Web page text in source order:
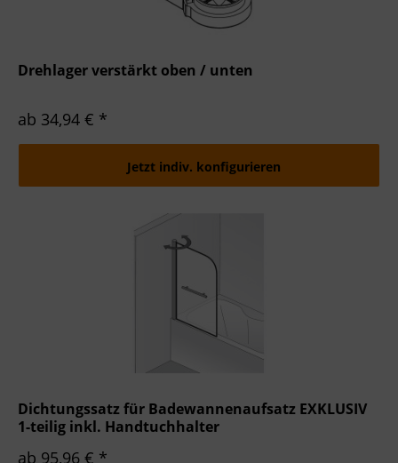
Drehlager verstärkt oben / unten
ab 34,94 € *
Jetzt indiv. konfigurieren
Dichtungssatz für Badewannenaufsatz EXKLUSIV
1-teilig inkl. Handtuchhalter
ab 95,96 € *